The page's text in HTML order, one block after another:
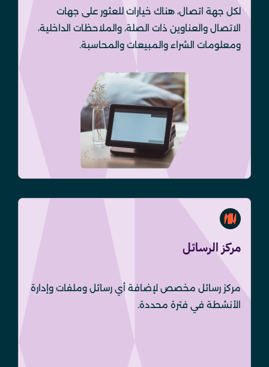
لكل جهة اتصال، هناك خيارات للعثور على جهات
الاتصال والعناوين ذات الصلة، والملاحظات الداخلية،
ومعلومات الشراء والمبيعات والمحاسبة.
مركز الرسائل
مركز رسائل مخصص لإضافة أي رسائل وملفات وإدارة
الأنشطة في فترة محددة.